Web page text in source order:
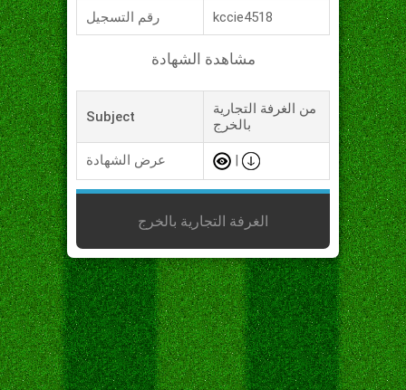
رقم التسجيل kccie4518
مشاهدة الشهادة
Subject
من الغرفة التجارية
بالخرج
عرض الشهادة
الغرفة التجارية بالخرج